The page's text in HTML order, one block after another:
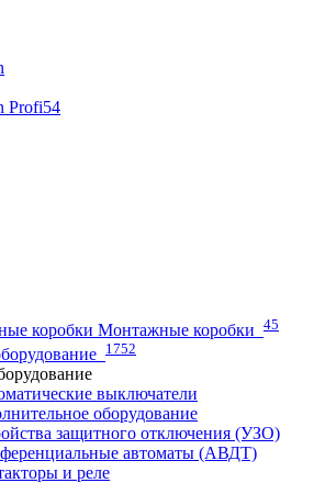
Profi54
Монтажные коробки 45
1752
выключатели
оборудование
защитного отключения (УЗО)
автоматы (АВДТ)
и реле